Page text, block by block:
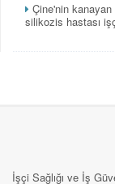
Çine'nin kanayan
silikozis hastası
İşçi Sağlığı ve İş